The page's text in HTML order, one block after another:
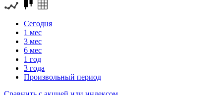
Сегодня
1 мес
3 мес
6 мес
1 год
3 года
Произвольный период